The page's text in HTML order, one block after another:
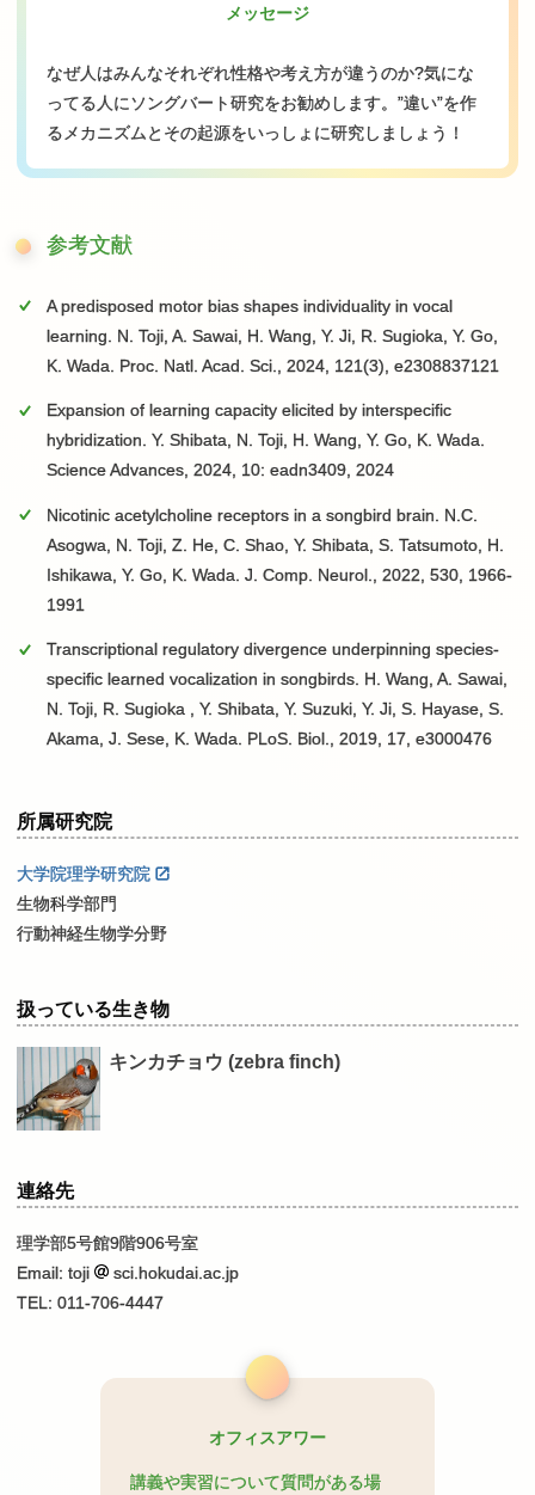
メッセージ
なぜ人はみんなそれぞれ性格や考え方が違うのか?気にな
ってる人にソングバート研究をお勧めします。”違い”を作
るメカニズムとその起源をいっしょに研究しましょう！
参考文献
A predisposed motor bias shapes individuality in vocal
learning. N. Toji, A. Sawai, H. Wang, Y. Ji, R. Sugioka, Y. Go,
K. Wada. Proc. Natl. Acad. Sci., 2024, 121(3), e2308837121
Expansion of learning capacity elicited by interspecific
hybridization. Y. Shibata, N. Toji, H. Wang, Y. Go, K. Wada.
Science Advances, 2024, 10: eadn3409, 2024
Nicotinic acetylcholine receptors in a songbird brain. N.C.
Asogwa, N. Toji, Z. He, C. Shao, Y. Shibata, S. Tatsumoto, H.
Ishikawa, Y. Go, K. Wada. J. Comp. Neurol., 2022, 530, 1966-
1991
Transcriptional regulatory divergence underpinning species-
specific learned vocalization in songbirds. H. Wang, A. Sawai,
N. Toji, R. Sugioka , Y. Shibata, Y. Suzuki, Y. Ji, S. Hayase, S.
Akama, J. Sese, K. Wada. PLoS. Biol., 2019, 17, e3000476
所属研究院
大学院理学研究院
生物科学部門
行動神経生物学分野
扱っている生き物
キンカチョウ (zebra finch)
連絡先
理学部5号館9階906号室
Email: toji
sci.hokudai.ac.jp
TEL: 011-706-4447
オフィスアワー
講義や実習について質問がある場